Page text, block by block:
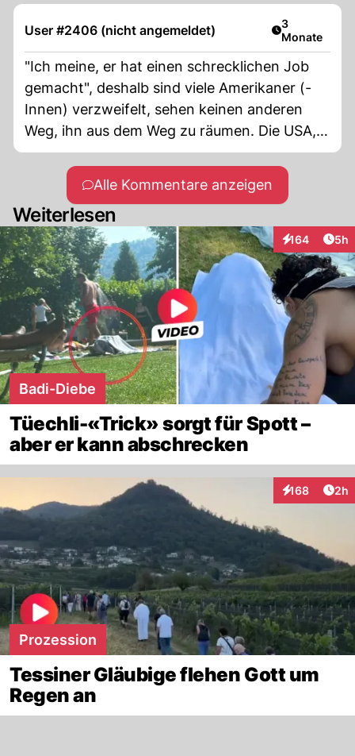
User #2406 (nicht angemeldet) Artikel
3
Monate
"Ich meine, er hat einen schrecklichen Job
gemacht", deshalb sind viele Amerikaner (-
Innen) verzweifelt, sehen keinen anderen
Weg, ihn aus dem Weg zu räumen. Die USA,
nach wie vor der Wilde Westen.
Alle Kommentare anzeigen
Weiterlesen
164
Interaktionen
5h
Badi-Diebe
Tüechli-«Trick» sorgt für Spott –
aber er kann abschrecken
168
Interaktionen
2h
Prozession
Tessiner Gläubige flehen Gott um
Regen an